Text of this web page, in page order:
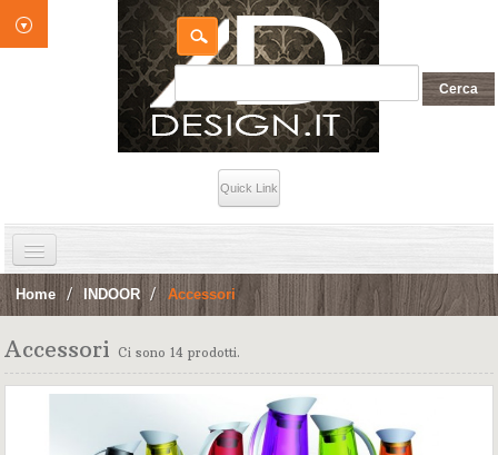
Quick Link
HOME
OUTDOOR
Home > INDOOR > Accessori
Accessori Ci sono 14 prodotti.